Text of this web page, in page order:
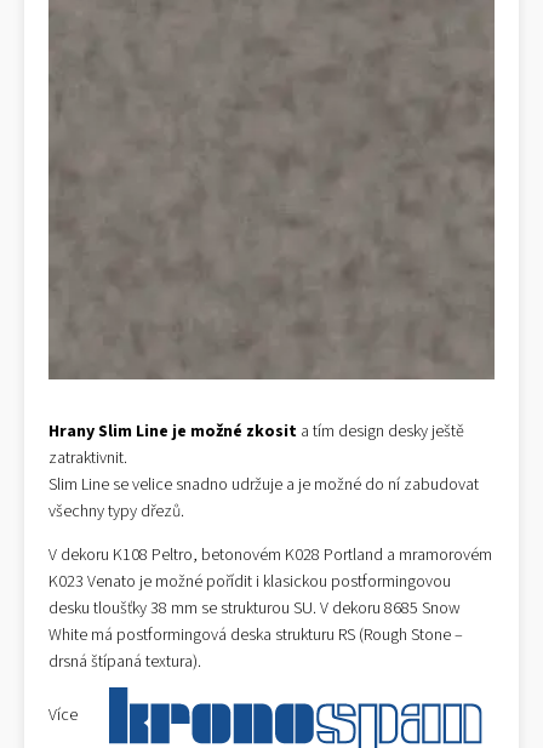
Hrany Slim Line je možné zkosit a tím design desky ještě
zatraktivnit.
Slim Line se velice snadno udržuje a je možné do ní zabudovat
všechny typy dřezů.
V dekoru K108 Peltro, betonovém K028 Portland a mramorovém
K023 Venato je možné pořídit i klasickou postformingovou
desku tloušťky 38 mm se strukturou SU. V dekoru 8685 Snow
White má postformingová deska strukturu RS (Rough Stone –
drsná štípaná textura).
Více